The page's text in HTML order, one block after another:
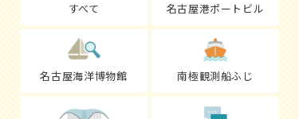
すべて 名古屋港ポートビル
名古屋海洋博物館 南極観測船ふじ